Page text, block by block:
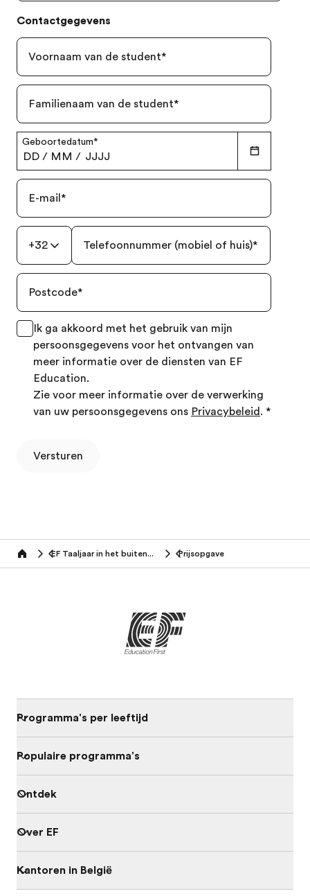
Contactgegevens
Voornaam van de student*
Familienaam van de student*
Geboortedatum*
DD / MM / JJJJ
E-mail *
+32 Telefoonnummer (mobiel of huis)*
Postcode*
Ik ga akkoord met het gebruik van mijn
persoonsgegevens voor het ontvangen van
meer informatie over de diensten van EF
Education.
Zie voor meer informatie over de verwerking
van uw persoonsgegevens ons Privacybeleid . *
Versturen
Home EF Taaljaar in het buitenland Prijsopgave
Programma's per leeftijd
Populaire programma's
Ontdek
Over EF
Kantoren in België